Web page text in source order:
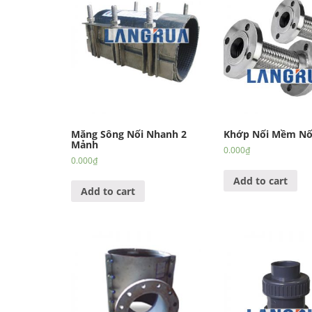
Măng Sông Nối Nhanh 2
Mảnh
0.000₫
Add to cart
Khớp Nối Mềm
0.000₫
Add to cart